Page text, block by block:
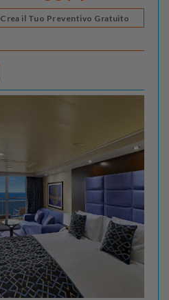
Crea il Tuo Preventivo Gratuito